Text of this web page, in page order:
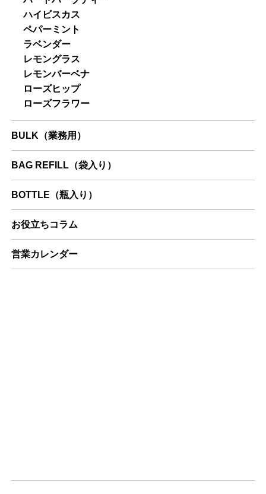
ハイビスカス
ペパーミント
ラベンダー
レモングラス
レモンバーベナ
ローズヒップ
ローズフラワー
BULK（業務用）
BAG REFILL（袋入り）
BOTTLE（瓶入り）
お役立ちコラム
営業カレンダー